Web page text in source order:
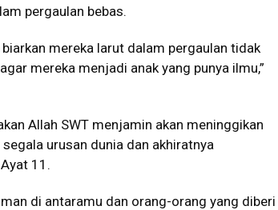
pergaulan bebas.
mereka larut dalam pergaulan tidak
mereka menjadi anak yang punya ilmu,”
Allah SWT menjamin akan meninggikan
urusan dunia dan akhiratnya
11.
di antaramu dan orang-orang yang diberi